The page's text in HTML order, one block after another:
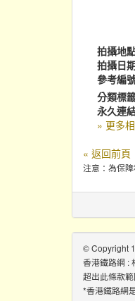
拍攝地
拍攝日
參考編
分類標
永久連
» 更多
« 返回前頁
注意：為保
© Copyright
香港鐵路網 :
超出此條款
*香港鐵路網